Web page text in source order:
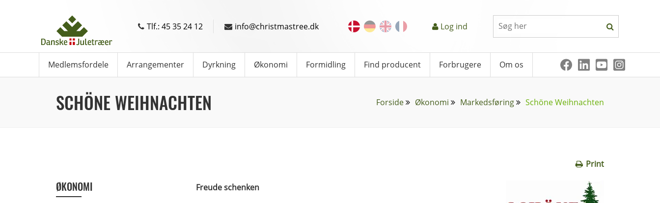
Tlf.: 45 35 24 12 info@christmastree.dk Log ind
Medlemsfordele Arrangementer Dyrkning Økonomi Formidling Find producent Forbrugere Om os
SCHÖNE WEIHNACHTEN Forside Økonomi Markedsføring Schöne Weihnachten
Print
ØKONOMI
Freude schenken